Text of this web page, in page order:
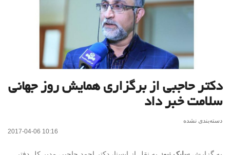
دکتر حاجبی از برگزاری همایش روز جهانی
سلامت خبر داد
دسته‌بندی نشده
2017-04-06 10:16